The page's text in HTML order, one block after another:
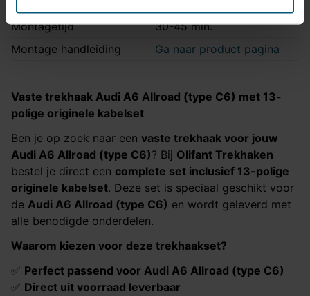
Montagetijd
30-45 min.
Montage handleiding
Ga naar product pagina
Vaste trekhaak Audi A6 Allroad (type C6) met 13-
polige originele kabelset
Ben je op zoek naar een vaste trekhaak voor jouw
Audi A6 Allroad (type C6)? Bij Olifant Trekhaken
bestel je direct een complete set inclusief 13-polige
originele kabelset. Deze set is speciaal geschikt voor
de Audi A6 Allroad (type C6)​​​​​​​ en wordt geleverd met
alle benodigde onderdelen.
Waarom kiezen voor deze trekhaakset?
✅ Perfect passend voor Audi A6 Allroad (type C6)​​​​​​​
✅ Direct uit voorraad leverbaar